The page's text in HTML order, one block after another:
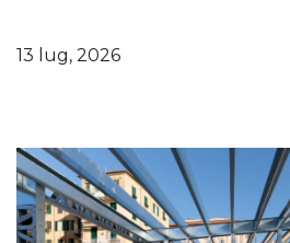
13 lug, 2026